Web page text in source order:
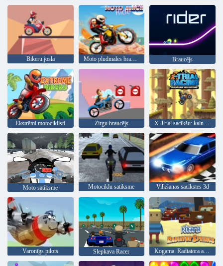
Bikeru josla Moto pludmales brauciens Braucējs
Ekstrēmi motociklisti Zirgu braucējs X-Trial sacīkšu: kalnu piedzīvojums
Moto satiksme Motociklu satiksme Vilkšanas sacīkstes 3d
Varonīgs pilots Slepkava Racer Kogama: Radiatora avoti